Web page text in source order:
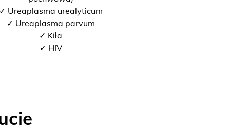
✓ Ureaplasma urealyticum
✓ Ureaplasma parvum
✓ Kiła
✓ HIV